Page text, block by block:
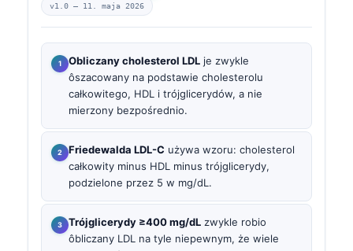
v1.0 — 11. maja 2026
Obliczany cholesterol LDL je zwykle
ôszacowany na podstawie cholesterolu
całkowitego, HDL i trójglicerydów, a nie
mierzony bezpośrednio.
Friedewalda LDL-C używa wzoru: cholesterol
całkowity minus HDL minus trójglicerydy,
podzielone przez 5 w mg/dL.
Trójglicerydy ≥400 mg/dL zwykle robio
ôbliczany LDL na tyle niepewnym, że wiele